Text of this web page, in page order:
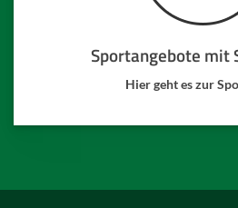
Sportangebote mit
Hier geht es zur